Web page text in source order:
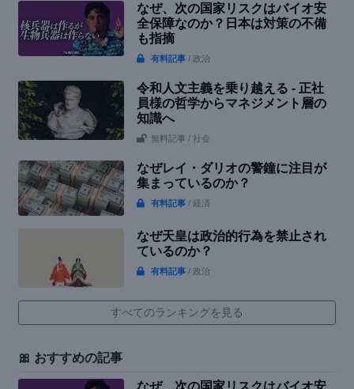
なぜ、次の国家リスクはバイオ安
全保障なのか？日本は対策の不備
も指摘
有料記事 / 政治
令和人文主義を乗り越える - 正社
員様の哲学からマネジメント層の
知識へ
無料記事 / 社会
なぜレイ・ダリオの警鐘に注目が
集まっているのか？
有料記事 / 経済
なぜ天皇は政治的行為を禁止され
ているのか？
有料記事 / 政治
すべてのランキングを見る
🎀 おすすめの記事
なぜ、次の国家リスクはバイオ安